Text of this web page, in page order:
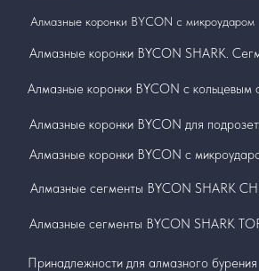
Алмазные коронки BYCON SHARK.
Алмазные коронки BYCON с кольцевым
Алмазные сегменты BYCON SHARK
Алмазные сегменты BYCON SHARK
Принадлежности для алмазного бурения
Алмазные коронки BYCON для
Алмазные коронки BYCON с микроударом
Алмазные коронки BYCON с